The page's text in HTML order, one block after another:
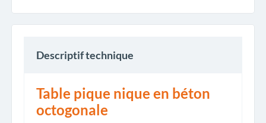
Descriptif technique
Table pique nique en béton
octogonale